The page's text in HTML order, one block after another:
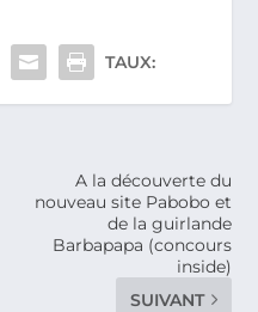
TAUX:
A la découverte du
nouveau site Pabobo et
de la guirlande
Barbapapa (concours
inside)
SUIVANT